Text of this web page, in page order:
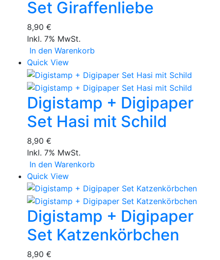
Set Giraffenliebe
8,90 €
Inkl. 7% MwSt.
In den Warenkorb
Quick View
Digistamp + Digipaper
Set Hasi mit Schild
8,90 €
Inkl. 7% MwSt.
In den Warenkorb
Quick View
Digistamp + Digipaper
Set Katzenkörbchen
8,90 €